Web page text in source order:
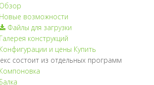
Обзор
Новые возможности
Файлы для загрузки
Галерея конструкций
Конфигурации и цены Купить
состоит из отдельных программ
Компоновка
Балка